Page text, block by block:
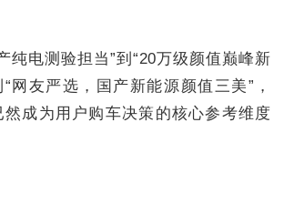
纯电测验担当”到“20万级颜值巅峰新
网友严选，国产新能源颜值三美”，
然成为用户购车决策的核心参考维度